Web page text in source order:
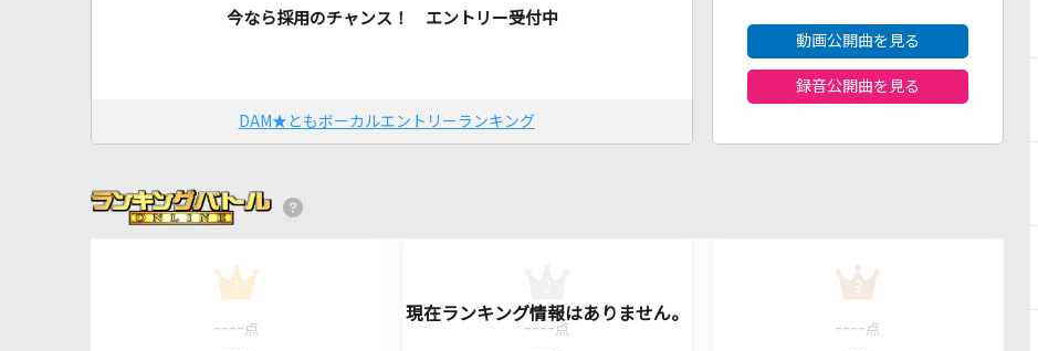
今なら採用のチャンス！ エントリー受付中
DAM★ともボーカルエントリーランキング
動画公開曲を見る
録音公開曲を見る
1
---- 点
---- 点
3
---- 点